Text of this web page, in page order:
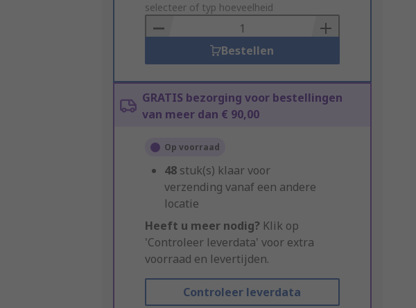
to
Basket
selecteer of typ hoeveelheid
Bestellen
GRATIS bezorging voor bestellingen
van meer dan € 90,00
Op voorraad
48 stuk(s) klaar voor
verzending vanaf een andere
locatie
Heeft u meer nodig? Klik op
'Controleer leverdata' voor extra
voorraad en levertijden.
Controleer leverdata